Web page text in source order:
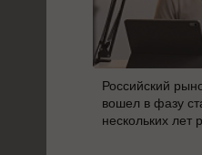
Российский
вошел в фазу
нескольких лет